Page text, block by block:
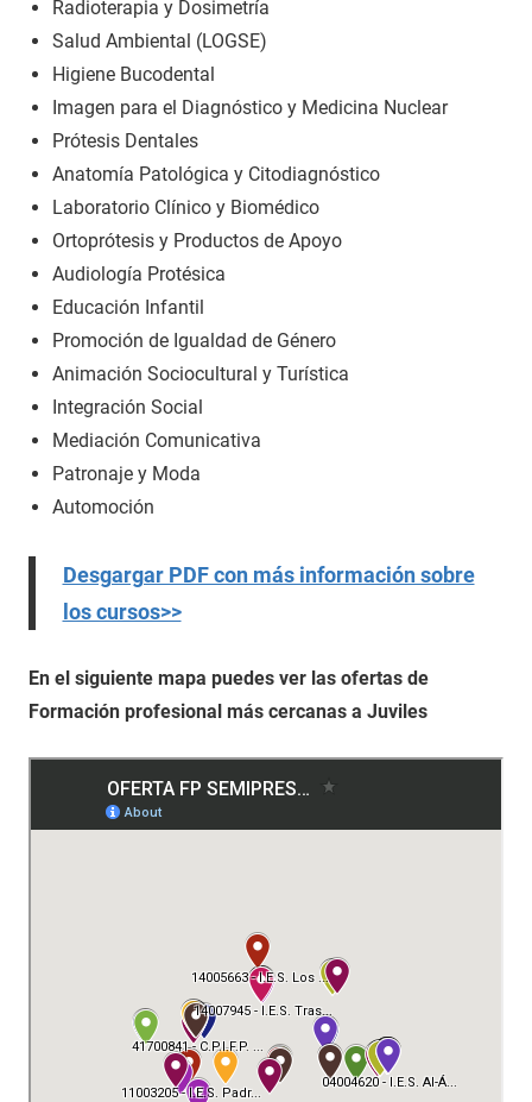
Radioterapia y Dosimetría
Salud Ambiental (LOGSE)
Higiene Bucodental
Imagen para el Diagnóstico y Medicina Nuclear
Prótesis Dentales
Anatomía Patológica y Citodiagnóstico
Laboratorio Clínico y Biomédico
Ortoprótesis y Productos de Apoyo
Audiología Protésica
Educación Infantil
Promoción de Igualdad de Género
Animación Sociocultural y Turística
Integración Social
Mediación Comunicativa
Patronaje y Moda
Automoción
Desgargar PDF con más información sobre
los cursos>>
En el siguiente mapa puedes ver las ofertas de
Formación profesional más cercanas a Juviles